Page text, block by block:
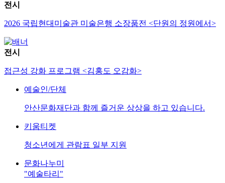
전시
2026 국립현대미술관 미술은행 소장품전 <단원의 정원에서>
전시
접근성 강화 프로그램 <김홍도 오감화>
예술인/단체
안산문화재단과 함께 즐거운 상상을 하고 있습니다.
키움티켓
청소년에게 관람표 일부 지원
문화나누미
"예술타리"